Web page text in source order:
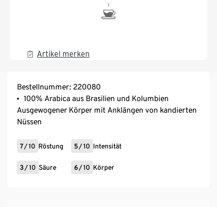
Artikel merken
Bestellnummer: 220080
100% Arabica aus Brasilien und Kolumbien
Ausgewogener Körper mit Anklängen von kandierten
Nüssen
7/10 Röstung 5/10 Intensität
3 /10 Säure 6/10 Körper